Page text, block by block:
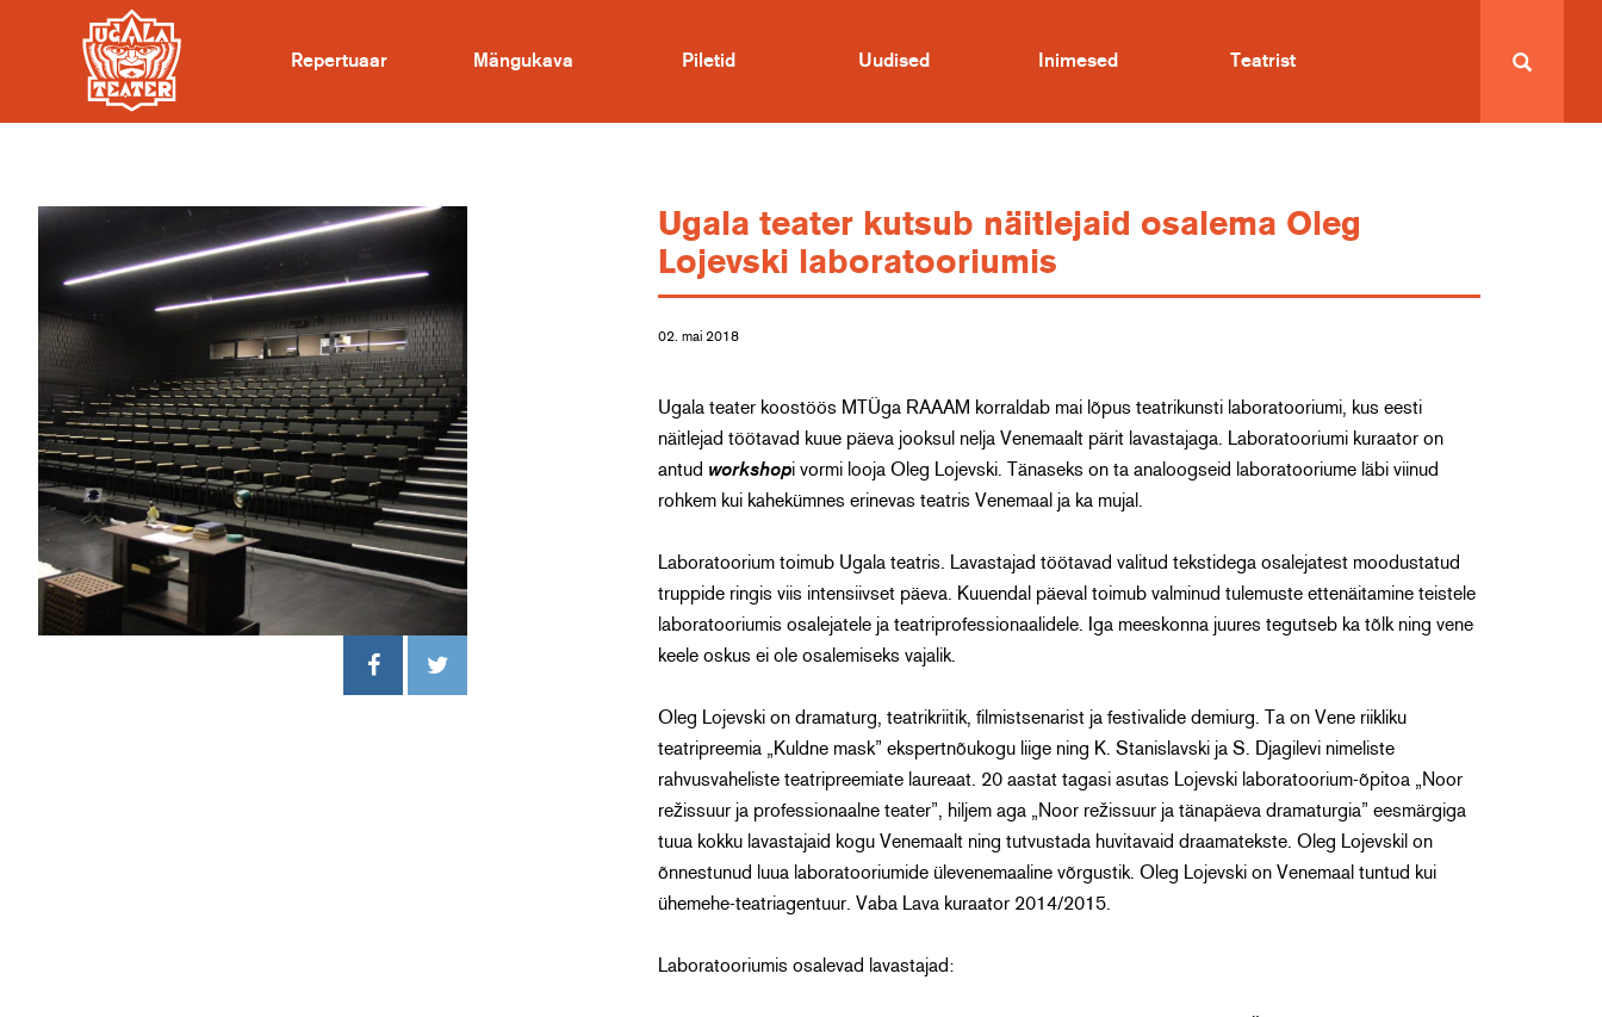
Repertuaar Mängukava Piletid Uudised Inimesed Teatrist
Ugala teater kutsub näitlejaid osalema Oleg
Lojevski laboratooriumis
02. mai 2018
Ugala teater koostöös MTÜga RAAAM korraldab mai lõpus teatrikunsti laboratooriumi, kus eesti
näitlejad töötavad kuue päeva jooksul nelja Venemaalt pärit lavastajaga. Laboratooriumi kuraator on
antud workshopi vormi looja Oleg Lojevski. Tänaseks on ta analoogseid laboratooriume läbi viinud
rohkem kui kahekümnes erinevas teatris Venemaal ja ka mujal.
Laboratoorium toimub Ugala teatris. Lavastajad töötavad valitud tekstidega osalejatest moodustatud
truppide ringis viis intensiivset päeva. Kuuendal päeval toimub valminud tulemuste ettenäitamine teistele
laboratooriumis osalejatele ja teatriprofessionaalidele. Iga meeskonna juures tegutseb ka tõlk ning vene
keele oskus ei ole osalemiseks vajalik.
Oleg Lojevski on dramaturg, teatrikriitik, filmistsenarist ja festivalide demiurg. Ta on Vene riikliku
teatripreemia „Kuldne mask” ekspertnõukogu liige ning K. Stanislavski ja S. Djagilevi nimeliste
rahvusvaheliste teatripreemiate laureaat. 20 aastat tagasi asutas Lojevski laboratoorium-õpitoa „Noor
režissuur ja professionaalne teater”, hiljem aga „Noor režissuur ja tänapäeva dramaturgia” eesmärgiga
tuua kokku lavastajaid kogu Venemaalt ning tutvustada huvitavaid draamatekste. Oleg Lojevskil on
õnnestunud luua laboratooriumide ülevenemaaline võrgustik. Oleg Lojevski on Venemaal tuntud kui
ühemehe-teatriagentuur. Vaba Lava kuraator 2014/2015.
Laboratooriumis osalevad lavastajad: